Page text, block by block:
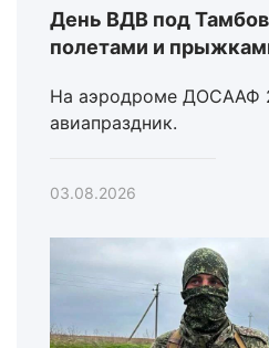
День ВДВ под
полетами и
На аэродроме ДОСААФ
авиапраздник.
03.08.2026